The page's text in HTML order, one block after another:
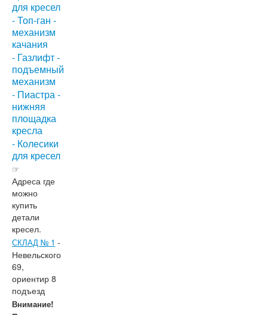
для кресел
- Топ-ган -
механизм
качания
- Газлифт -
подъемный
механизм
- Пиастра -
нижняя
площадка
кресла
- Колесики
для кресел
☞
Адреса где
можно
купить
детали
кресел.
СКЛАД № 1 -
Невельского
69,
ориентир 8
подъезд
Внимание!
Фото📎